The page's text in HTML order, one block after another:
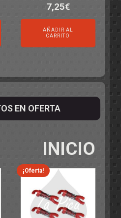
7,25€
AÑADIR AL
CARRITO
EN OFERTA
INICIO
¡Oferta!